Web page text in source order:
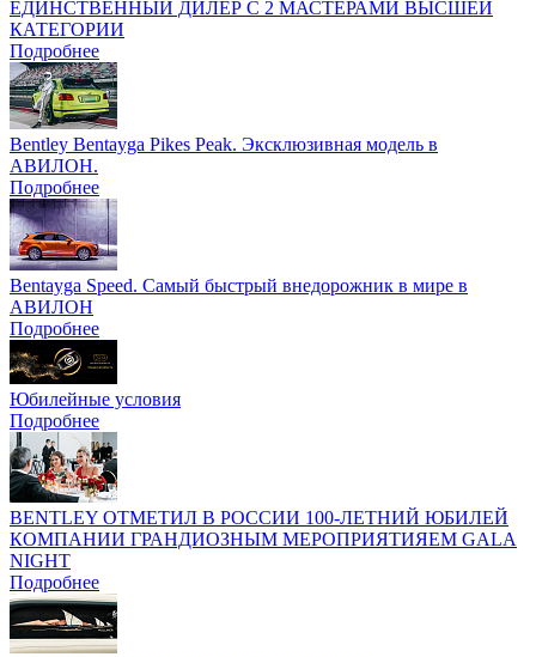
ЕДИНСТВЕННЫЙ ДИЛЕР С 2 МАСТЕРАМИ ВЫСШЕЙ
КАТЕГОРИИ
Подробнее
Bentley Bentayga Pikes Peak. Эксклюзивная модель в
АВИЛОН.
Подробнее
Bentayga Speed. Самый быстрый внедорожник в мире в
АВИЛОН
Подробнее
Юбилейные условия
Подробнее
BENTLEY ОТМЕТИЛ В РОССИИ 100-ЛЕТНИЙ ЮБИЛЕЙ
КОМПАНИИ ГРАНДИОЗНЫМ МЕРОПРИЯТИЯЕМ GALA
NIGHT
Подробнее